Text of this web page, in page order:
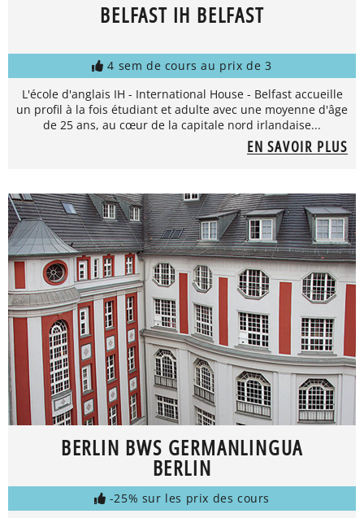
BELFAST IH BELFAST
4 sem de cours au prix de 3
L'école d'anglais IH - International House - Belfast accueille
un profil à la fois étudiant et adulte avec une moyenne d'âge
de 25 ans, au cœur de la capitale nord irlandaise...
EN SAVOIR PLUS
BERLIN BWS GERMANLINGUA
BERLIN
-25% sur les prix des cours